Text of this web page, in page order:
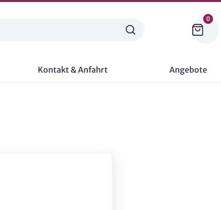
0
Kontakt & Anfahrt Angebote